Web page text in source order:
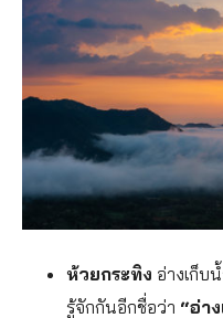
ห้วยกระทิง อ่างเก็บ
รู้จักกันอีกชื่อว่า “อ่า